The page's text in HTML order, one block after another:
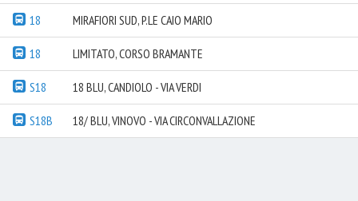
18 MIRAFIORI SUD, P.LE CAIO MARIO
18 LIMITATO, CORSO BRAMANTE
S18 18 BLU, CANDIOLO - VIA VERDI
S18B 18/ BLU, VINOVO - VIA CIRCONVALLAZIONE